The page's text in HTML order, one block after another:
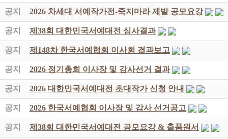
공지 2026 차세대 서예작가전-죽지마라 제발 공모요강
공지 제38회 대한민국서예대전 심사결과
공지 제148차 한국서예협회 이사회 결과보고
공지 2026 정기총회 이사장 및 감사선거 결과
공지 2026 대한민국서예대전 초대작가 신청 안내
공지 2026 한국서예협회 이사장 및 감사 선거공고
공지 제38회 대한민국서예대전 공모요강 & 출품원서